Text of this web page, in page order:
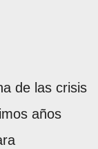
de las crisis
años